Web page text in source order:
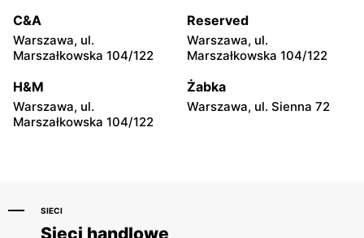
CCC
Grodzisk Mazowiecki, ul.
CCC
Nowy Dwór Mazowiecki, ul.
CCC
Mińsk Mazowiecki, ul.
CCC
C&A
Warszawa, ul.
Marszałkowska 104/122
Reserved
Warszawa, ul.
Marszałkowska 104/122
H&M
Warszawa, ul.
Marszałkowska 104/122
Żabka
Warszawa, ul. Sienna 72
SIECI
Sieci handlowe